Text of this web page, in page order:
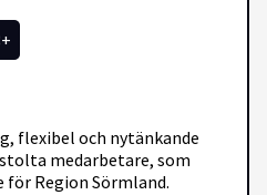
flexibel och nytänkande
medarbetare, som
för Region Sörmland.